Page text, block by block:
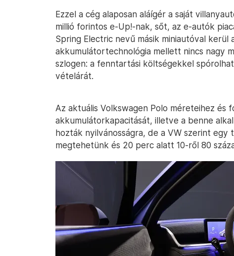
Ezzel a cég alaposan aláígér a saját
millió forintos e-Up!-nak, sőt, az e-autók
Spring Electric nevű másik miniautóval kerül
akkumulátortechnológia mellett nincs nagy
szlogen: a fenntartási költségekkel
vételárát.
Az aktuális Volkswagen Polo méreteihez és
akkumulátorkapacitását, illetve a benne
hozták nyilvánosságra, de a VW szerint
megtehetünk és 20 perc alatt 10-ről 80